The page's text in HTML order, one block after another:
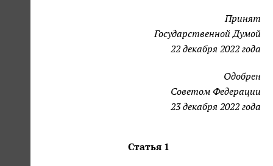
Принят
Государственной Думой
22 декабря 2022 года
Одобрен
Советом Федерации
23 декабря 2022 года
Статья 1